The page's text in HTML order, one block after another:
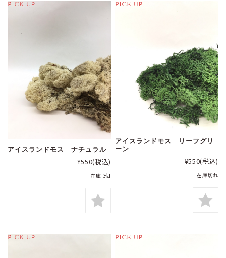
アイスランドモス ナチュラル
¥550(税込)
在庫 3個
アイスランドモス リーフグリ
ーン
¥550(税込)
在庫切れ